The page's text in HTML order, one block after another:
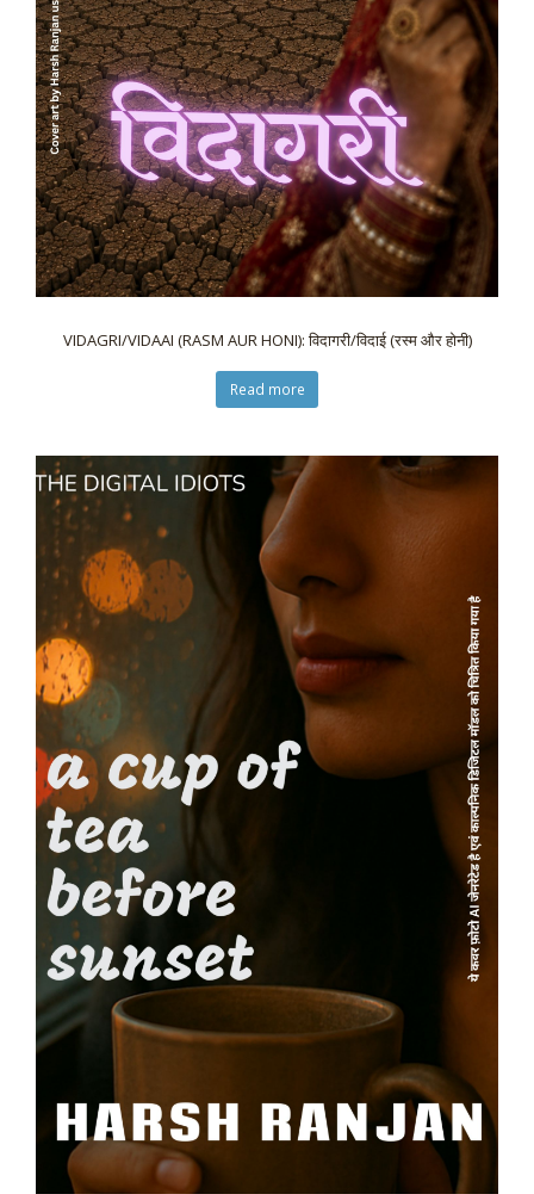
VIDAGRI/VIDAAI (RASM AUR HONI): विदागरी/विदाई (रस्म और होनी)
Read more